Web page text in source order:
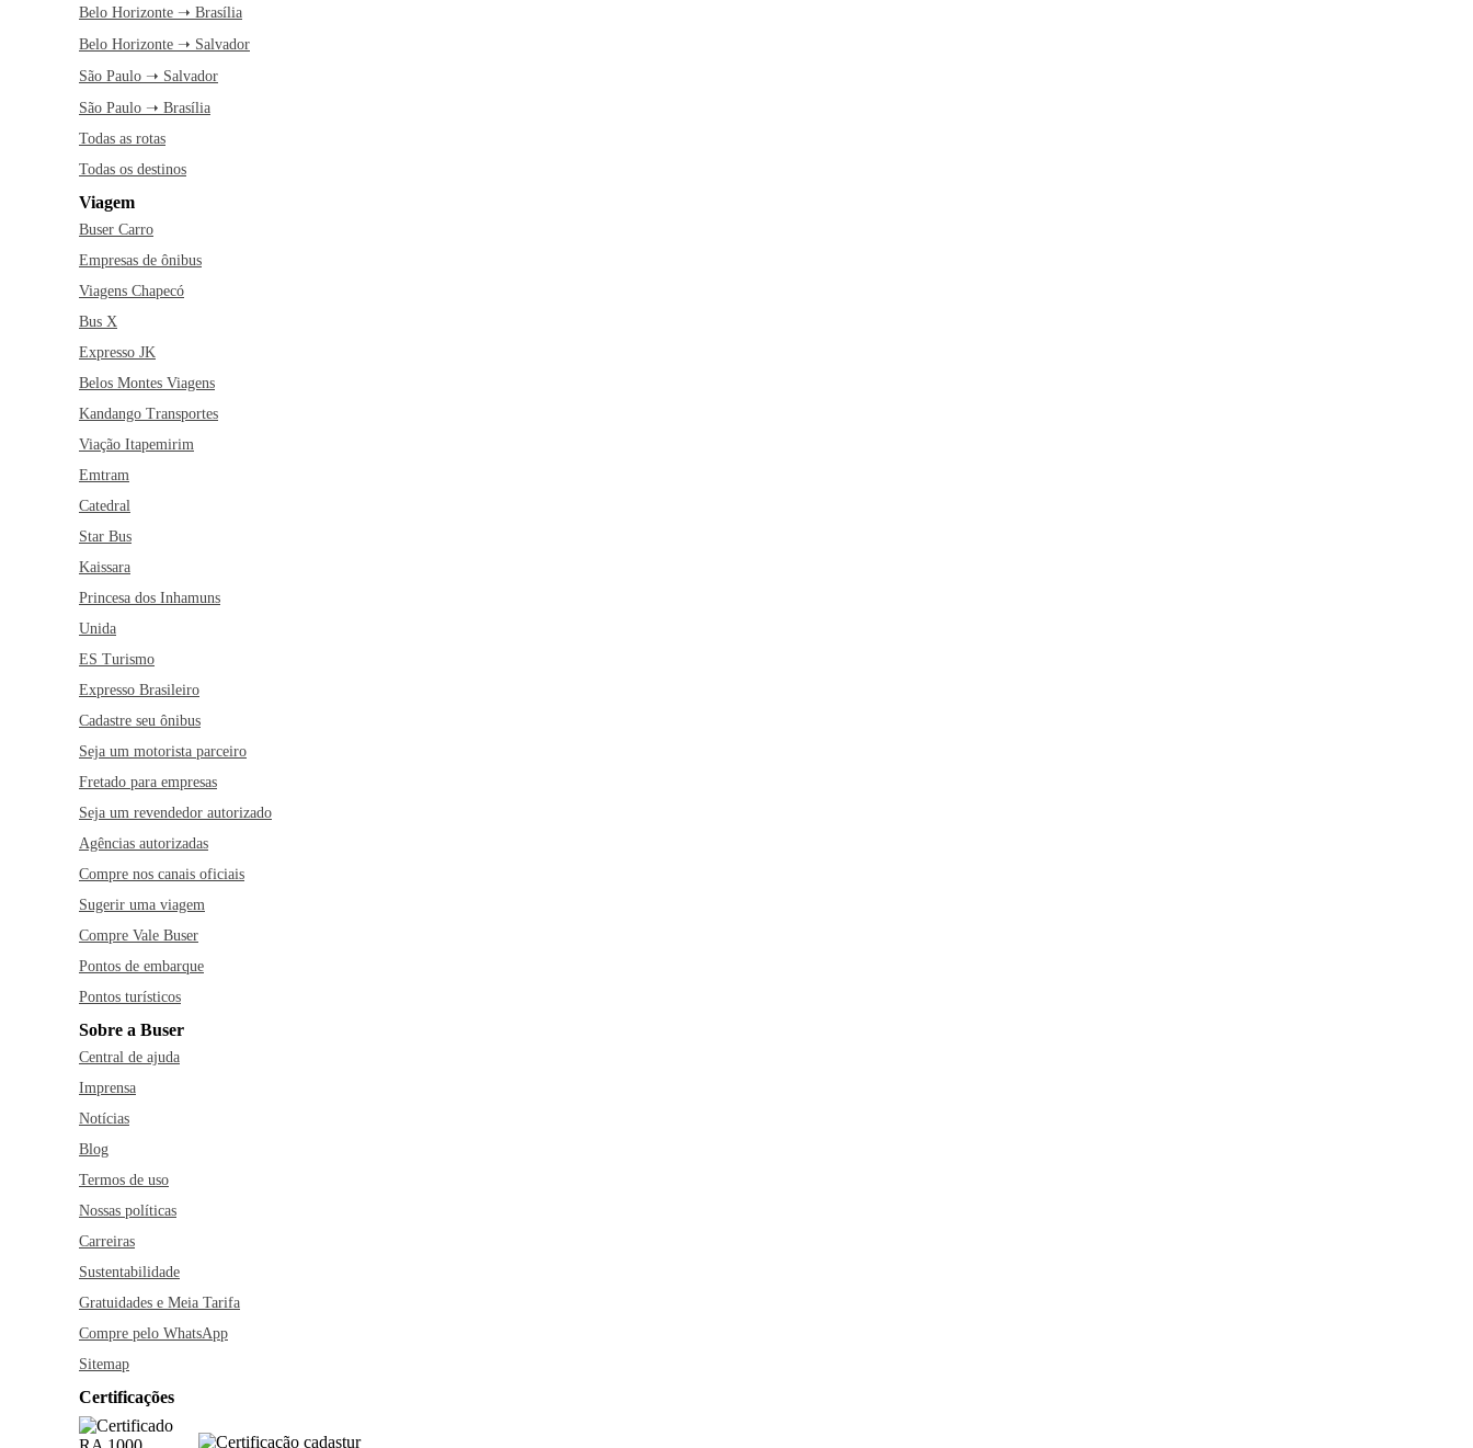
Belo Horizonte ➝ Brasília
Belo Horizonte ➝ Salvador
São Paulo ➝ Salvador
São Paulo ➝ Brasília
Todas as rotas
Todas os destinos
Viagem
Buser Carro
Empresas de ônibus
Viagens Chapecó
Bus X
Expresso JK
Belos Montes Viagens
Kandango Transportes
Viação Itapemirim
Emtram
Catedral
Star Bus
Kaissara
Princesa dos Inhamuns
Unida
ES Turismo
Expresso Brasileiro
Cadastre seu ônibus
Seja um motorista parceiro
Fretado para empresas
Seja um revendedor autorizado
Agências autorizadas
Compre nos canais oficiais
Sugerir uma viagem
Compre Vale Buser
Pontos de embarque
Pontos turísticos
Sobre a Buser
Central de ajuda
Imprensa
Notícias
Blog
Termos de uso
Nossas políticas
Carreiras
Sustentabilidade
Gratuidades e Meia Tarifa
Compre pelo WhatsApp
Sitemap
Certificações